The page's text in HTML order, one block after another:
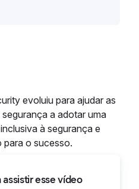
evoluiu para ajudar as
a adotar uma
à segurança e
para o sucesso.
assistir esse vídeo